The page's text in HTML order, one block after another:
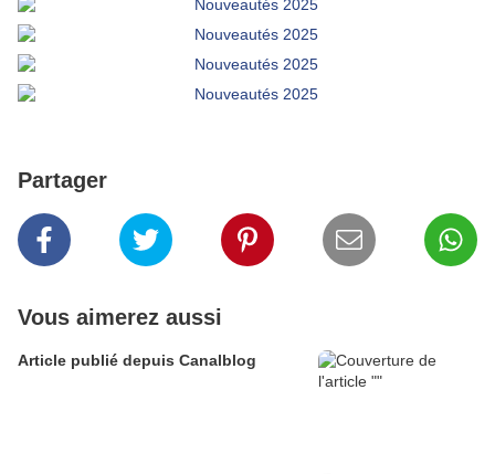
Partager
Vous aimerez aussi
Article publié depuis Canalblog